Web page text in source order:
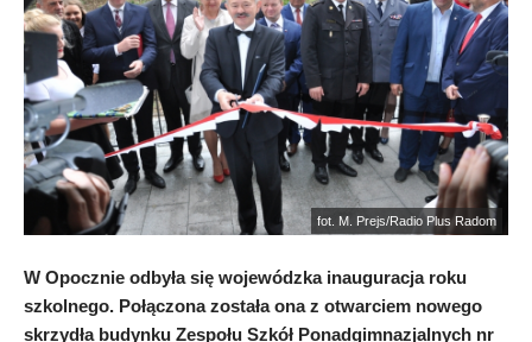
fot. M. Prejs/Radio Plus Radom
W Opocznie odbyła się wojewódzka inauguracja roku
szkolnego. Połączona została ona z otwarciem nowego
skrzydła budynku Zespołu Szkół Ponadgimnazjalnych nr